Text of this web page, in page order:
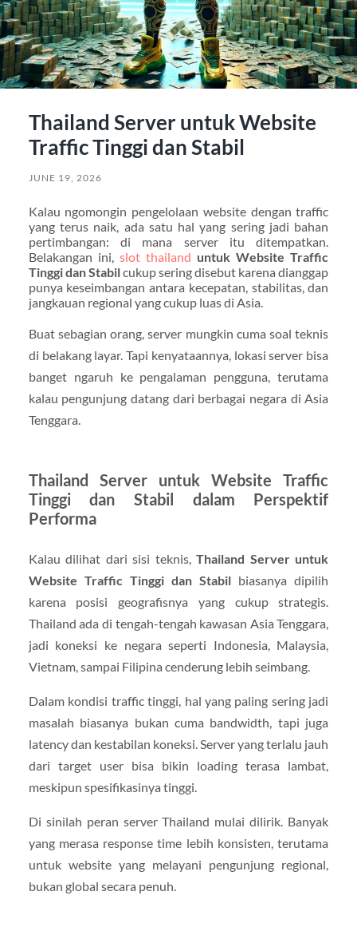
Thailand Server untuk Website
Traffic Tinggi dan Stabil
JUNE 19, 2026
Kalau ngomongin pengelolaan website dengan traffic
yang terus naik, ada satu hal yang sering jadi bahan
pertimbangan: di mana server itu ditempatkan.
Belakangan ini, slot thailand untuk Website Traffic
Tinggi dan Stabilcukup sering disebut karena dianggap
punya keseimbangan antara kecepatan, stabilitas, dan
jangkauan regional yang cukup luas di Asia.
Buat sebagian orang, server mungkin cuma soal teknis
di belakang layar. Tapi kenyataannya, lokasi server bisa
banget ngaruh ke pengalaman pengguna, terutama
kalau pengunjung datang dari berbagai negara di Asia
Tenggara.
Thailand Server untuk Website Traffic
Tinggi dan Stabil dalam Perspektif
Performa
Kalau dilihat dari sisi teknis,Thailand Server untuk
Website Traffic Tinggi dan Stabil biasanya dipilih
karena posisi geografisnya yang cukup strategis.
Thailand ada di tengah-tengah kawasan Asia Tenggara,
jadi koneksi ke negara seperti Indonesia, Malaysia,
Vietnam, sampai Filipina cenderung lebih seimbang.
Dalam kondisi traffic tinggi, hal yang paling sering jadi
masalah biasanya bukan cuma bandwidth, tapi juga
latency dan kestabilan koneksi. Server yang terlalu jauh
dari target user bisa bikin loading terasa lambat,
meskipun spesifikasinya tinggi.
Di sinilah peran server Thailand mulai dilirik. Banyak
yang merasa response time lebih konsisten, terutama
untuk website yang melayani pengunjung regional,
bukan global secara penuh.